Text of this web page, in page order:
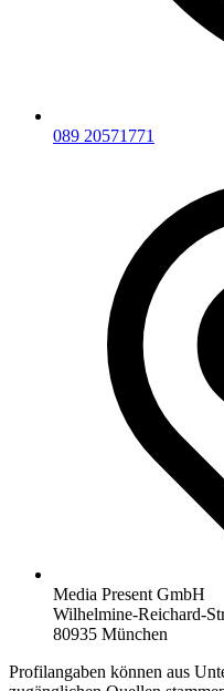
089 20571771
Media Present GmbH
Wilhelmine-Reichard-
80935 München
Profilangaben können aus